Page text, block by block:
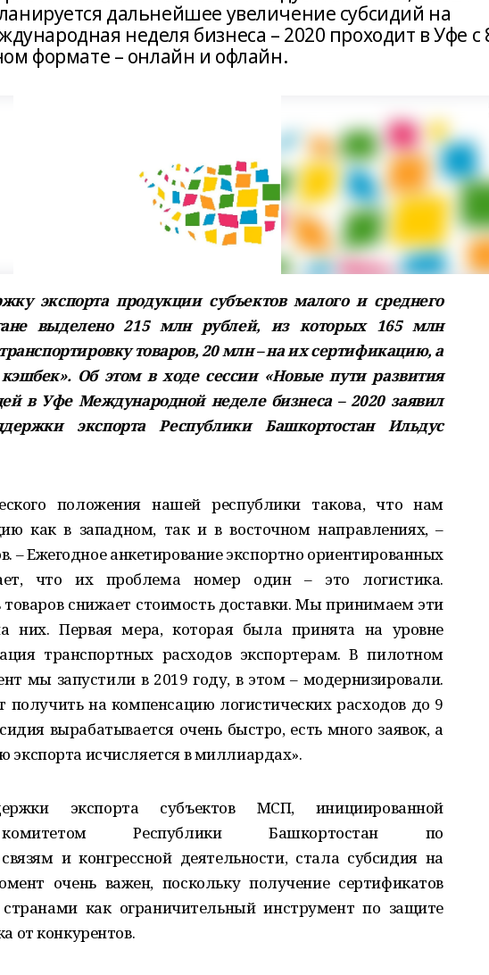
дальнейшее увеличение субсидий на
неделя бизнеса – 2020 проходит в Уфе с
формате – онлайн и офлайн.
экспорта продукции субъектов малого и среднего
выделено 215 млн рублей, из которых 165 млн
товаров, 20 млн – на их сертификацию, а
Об этом в ходе сессии «Новые пути развития
в Уфе Международной неделе бизнеса – 2020 заявил
экспорта Республики Башкортостан Ильдус
положения нашей республики такова, что нам
как в западном, так и в восточном направлениях, –
– Ежегодное анкетирование экспортно ориентированных
что их проблема номер один – это логистика.
товаров снижает стоимость доставки. Мы принимаем эти
них. Первая мера, которая была принята на уровне
транспортных расходов экспортерам. В пилотном
мы запустили в 2019 году, в этом – модернизировали.
получить на компенсацию логистических расходов до 9
вырабатывается очень быстро, есть много заявок, а
экспорта исчисляется в миллиардах».
экспорта субъектов МСП, инициированной
комитетом Республики Башкортостан по
и конгрессной деятельности, стала субсидия на
очень важен, поскольку получение сертификатов
как ограничительный инструмент по защите
от конкурентов.